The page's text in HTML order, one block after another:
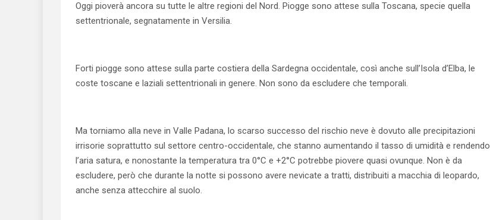
Oggi pioverà ancora su tutte le altre regioni del Nord. Piogge sono attese sulla Toscana, specie quella
settentrionale, segnatamente in Versilia.
Forti piogge sono attese sulla parte costiera della Sardegna occidentale, così anche sull’Isola d’Elba, le
coste toscane e laziali settentrionali in genere. Non sono da escludere che temporali.
Ma torniamo alla neve in Valle Padana, lo scarso successo del rischio neve è dovuto alle precipitazioni
irrisorie soprattutto sul settore centro-occidentale, che stanno aumentando il tasso di umidità e rendendo
l’aria satura, e nonostante la temperatura tra 0°C e +2°C potrebbe piovere quasi ovunque. Non è da
escludere, però che durante la notte si possono avere nevicate a tratti, distribuiti a macchia di leopardo,
anche senza attecchire al suolo.